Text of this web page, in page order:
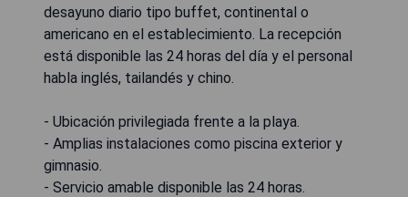
desayuno diario tipo buffet, continental o
americano en el establecimiento. La recepción
está disponible las 24 horas del día y el personal
habla inglés, tailandés y chino.
- Ubicación privilegiada frente a la playa.
- Amplias instalaciones como piscina exterior y
gimnasio.
- Servicio amable disponible las 24 horas.